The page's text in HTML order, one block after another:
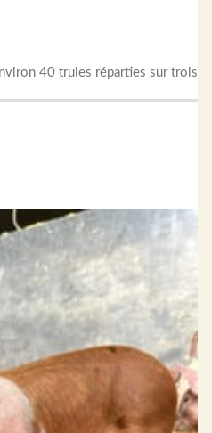
40 truies réparties sur trois
sœurs. Cela provient de la race